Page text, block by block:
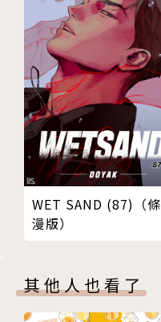
WET SAND (87)（條
漫版）
其他人也看了